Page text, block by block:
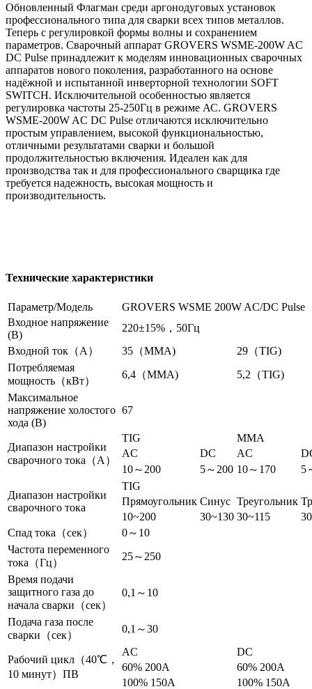
Обновленный Флагман среди аргонодуговых установок
профессионального типа для сварки всех типов металлов.
Теперь с регулировкой формы волны и сохранением
параметров. Сварочный аппарат GROVERS WSME-200W AC
DC Pulse принадлежит к моделям инновационных сварочных
аппаратов нового поколения, разработанного на основе
надёжной и испытанной инверторной технологии SOFT
SWITCH. Исключительной особенностью является
регулировка частоты 25-250Гц в режиме АС. GROVERS
WSME-200W AC DC Pulse отличаются исключительно
простым управлением, высокой функциональностью,
отличными результатами сварки и большой
продолжительностью включения. Идеален как для
производства так и для профессионального сварщика где
требуется надежность, высокая мощность и
производительность.
Технические характеристики
Параметр/Модель
GROVERS WSME 200W AC/DC Pulse
Входное напряжение
(В)
220±15%，50Гц
Входной ток（A）
35（MMA)
29（TIG)
Потребляемая
мощность（кВт）
6,4（MMA)
5,2（TIG)
Максимальное
напряжение холостого
хода (В)
67
Диапазон настройки
сварочного тока（A）
TIG
MMA
AC
DC AC
10～200
5～200 10～170 5
Диапазон настройки
сварочного тока
TIG
Прямоугольник Синус Треугольник
10~200
30~130 30~115
Спад тока（сек）
0～10
Частота переменного
тока（Гц）
25～250
Время подачи
защитного газа до
начала сварки（сек）
0,1～10
Подача газа после
сварки（сек）
0,1～30
Рабочий цикл（40℃，
10 минут）ПВ
AC
DC
60% 200A
60% 200A
100% 150A
100% 150A